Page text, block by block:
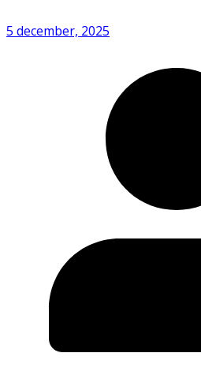
5 december, 2025